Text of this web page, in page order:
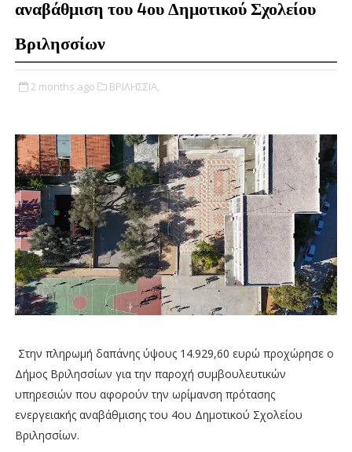
αναβάθμιση του 4ου Δημοτικού Σχολείου
Βριλησσίων
2 months ago ΒΡΙΛΗΣΣΙΑ,
Στην πληρωμή δαπάνης ύψους 14.929,60 ευρώ προχώρησε ο
Δήμος Βριλησσίων για την παροχή συμβουλευτικών
υπηρεσιών που αφορούν την ωρίμανση πρότασης
ενεργειακής αναβάθμισης του 4ου Δημοτικού Σχολείου
Βριλησσίων.